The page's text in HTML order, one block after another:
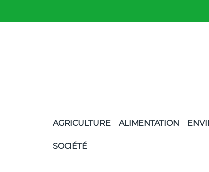
AGRICULTURE ALIMENTATION
SOCIÉTÉ